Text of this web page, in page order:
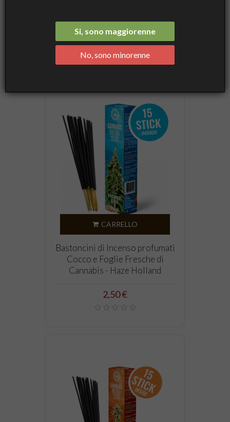
Nome, da A a Z
Mostra 1-5 of 5 elementi
CARRELLO
Bastoncini di Incenso profumati
Cocco e Foglie Fresche di
Cannabis - Haze Holland
Prezzo
2,50 €
Si, sono maggiorenne
No, sono minorenne